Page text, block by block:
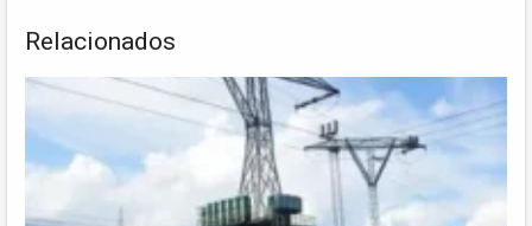
Relacionados